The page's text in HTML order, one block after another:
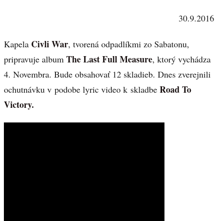
30.9.2016
Kapela Civli War, tvorená odpadlíkmi zo Sabatonu,
pripravuje album The Last Full Measure, ktorý vychádza
4. Novembra. Bude obsahovať 12 skladieb. Dnes zverejnili
ochutnávku v podobe lyric video k skladbe Road To
Victory.